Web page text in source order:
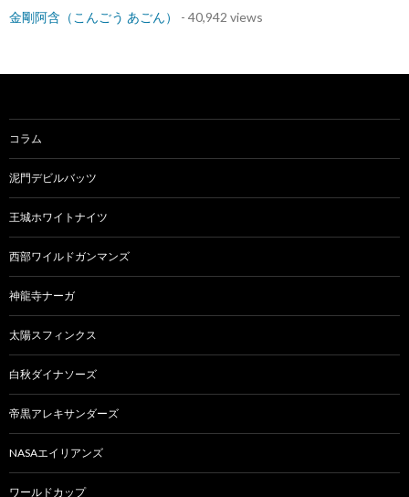
金剛阿含（こんごう あごん）
- 40,942 views
コラム
泥門デビルバッツ
王城ホワイトナイツ
西部ワイルドガンマンズ
神龍寺ナーガ
太陽スフィンクス
白秋ダイナソーズ
帝黒アレキサンダーズ
NASAエイリアンズ
ワールドカップ